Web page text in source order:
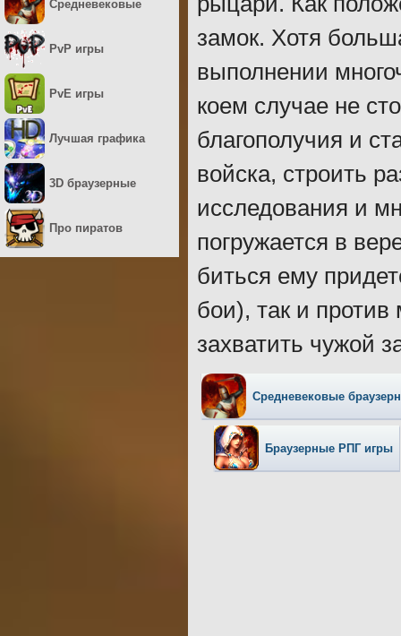
замок. Хотя
выполнении
коем случае не
благополучия и
войска, строить
исследования и
погружается в
биться ему
бои), так и
захватить чужой
Средневековые
Браузерные РПГ игры
Средневековые
PvP игры
PvE игры
Лучшая графика
3D браузерные
Про пиратов